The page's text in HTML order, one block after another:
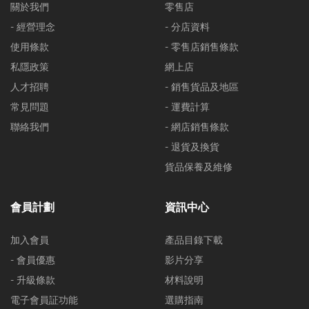
關於我們
- 經營理念
使用條款
私隱政策
人才招聘
常見問題
聯絡我們
零售店
- 分店資料
- 零售店銷售條款
網上店
- 銷售貨品及地區
- 運費計算
- 網店銷售條款
- 退貨及換貨
貨品保養及維修
會員計劃
加入會員
- 會員優惠
- 升級條款
電子會員証功能
資訊中心
產品目錄下載
影片分享
材料說明
選購指南